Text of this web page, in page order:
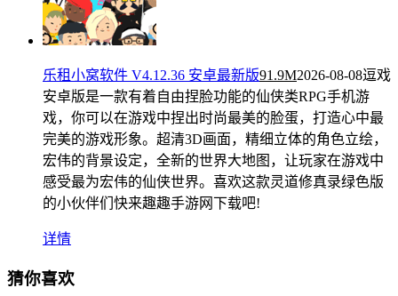
乐租小窝软件 V4.12.36 安卓最新版91.9M2026-08-08逗戏
安卓版是一款有着自由捏脸功能的仙侠类RPG手机游
戏，你可以在游戏中捏出时尚最美的脸蛋，打造心中最
完美的游戏形象。超清3D画面，精细立体的角色立绘，
宏伟的背景设定，全新的世界大地图，让玩家在游戏中
感受最为宏伟的仙侠世界。喜欢这款灵道修真录绿色版
的小伙伴们快来趣趣手游网下载吧!
详情
猜你喜欢